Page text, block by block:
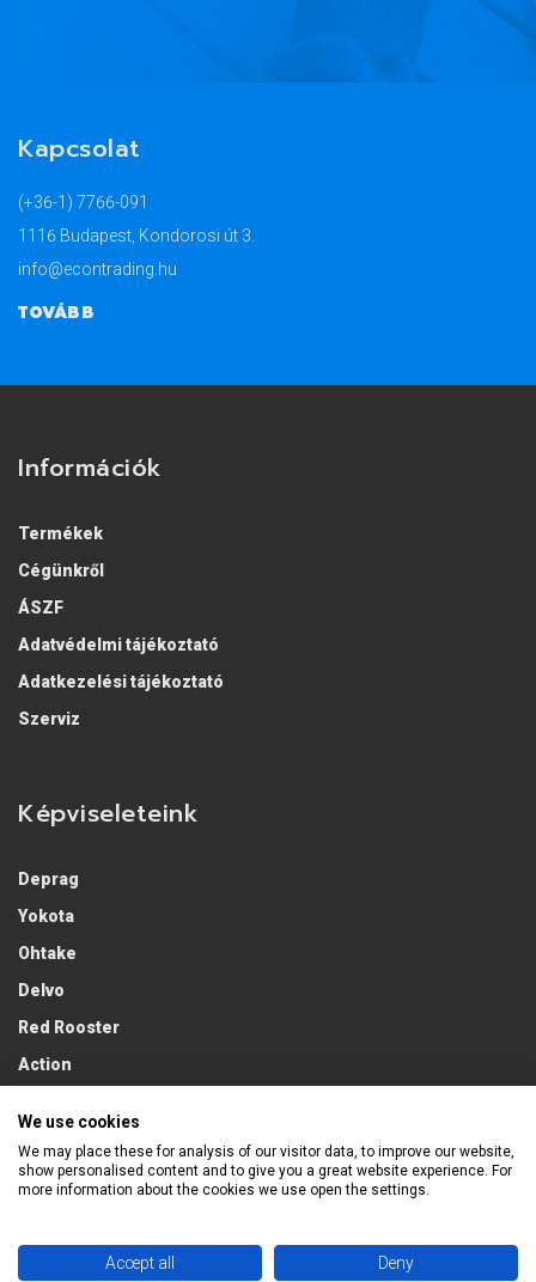
Kapcsolat
(+36-1) 7766-091
1116 Budapest, Kondorosi út 3.
info@econtrading.hu
TOVÁBB
Információk
Termékek
Cégünkről
ÁSZF
Adatvédelmi tájékoztató
Adatkezelési tájékoztató
Szerviz
Képviseleteink
Deprag
Yokota
Ohtake
Delvo
Red Rooster
Action
We use cookies
We may place these for analysis of our visitor data, to improve our website,
show personalised content and to give you a great website experience. For
more information about the cookies we use open the settings.
Accept all Deny